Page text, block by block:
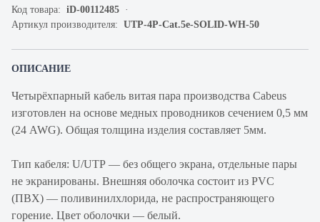
Код товара: iD-00112485
Артикул производителя: UTP-4P-Cat.5e-SOLID-WH-50
ОПИСАНИЕ
Четырёхпарный кабель витая пара производства Cabeus
изготовлен на основе медных проводников сечением 0,5 мм
(24 AWG). Общая толщина изделия составляет 5мм.
Тип кабеля: U/UTP — без общего экрана, отдельные пары
не экранированы. Внешняя оболочка состоит из PVC
(ПВХ) — поливинилхлорида, не распространяющего
горение. Цвет оболочки — белый.